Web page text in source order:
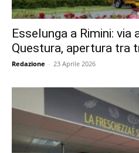
Esselunga a Rimini: via
Questura, apertura tra
Redazione - 23 Aprile 2026